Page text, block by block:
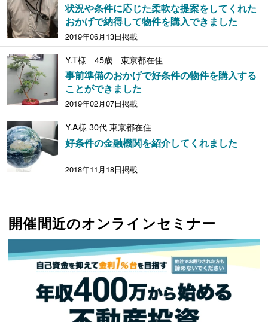
状況や条件に応じた柔軟な提案をしてくれた
おかげで納得して物件を購入できました
2019年06月13日掲載
Y.T様 45歳 東京都在住
事前準備のおかげで好条件の物件を購入する
ことができました
2019年02月07日掲載
Y.A様 30代 東京都在住
好条件の金融機関を紹介してくれました
2018年11月18日掲載
開催間近のオンラインセミナー